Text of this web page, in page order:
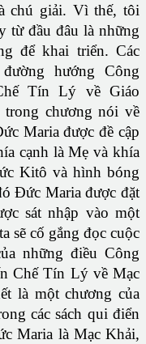
chú giải. Vì thế, tôi
từ đầu đâu là những
để khai triển. Các
hướng Công
Tín Lý về Giáo
trong chương nói về
Maria được đề cập
cạnh là Mẹ và khía
Kitô và hình bóng
Ðức Maria được đặt
sát nhập vào một
sẽ cố gắng đọc cuộc
những điều Công
Chế Tín Lý về Mạc
là một chương của
các sách qui điển
Maria là Mạc Khải,